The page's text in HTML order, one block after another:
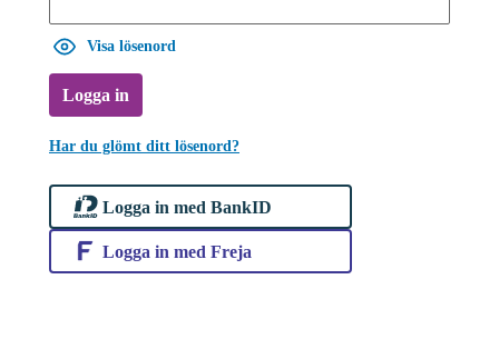
Visa lösenord
Logga in
Har du glömt ditt lösenord?
Logga in med BankID
Logga in med Freja